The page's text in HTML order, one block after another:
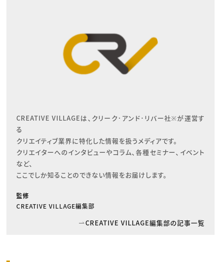
CREATIVE VILLAGEは、クリーク･アンド･リバー社※が運営す
る
クリエイティブ業界に特化した情報を扱うメディアです。
クリエイターへのインタビューやコラム、各種セミナー、イベント
など、
ここでしか知ることのできない情報をお届けします。
監修
CREATIVE VILLAGE編集部
CREATIVE VILLAGE編集部の記事一覧